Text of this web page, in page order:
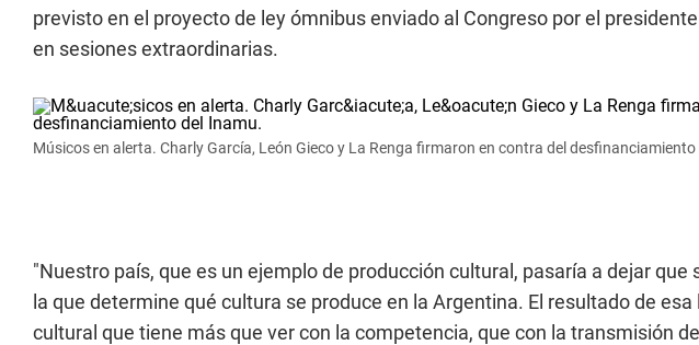
previsto en el proyecto de ley ómnibus enviado al Congreso por el
en sesiones extraordinarias.
Músicos en alerta. Charly García, León Gieco y La Renga firmaron en contra del desfinanciamiento
"Nuestro país, que es un ejemplo de producción cultural, pasaría a dejar que
la que determine qué cultura se produce en la Argentina. El resultado de
cultural que tiene más que ver con la competencia, que con la transmisión